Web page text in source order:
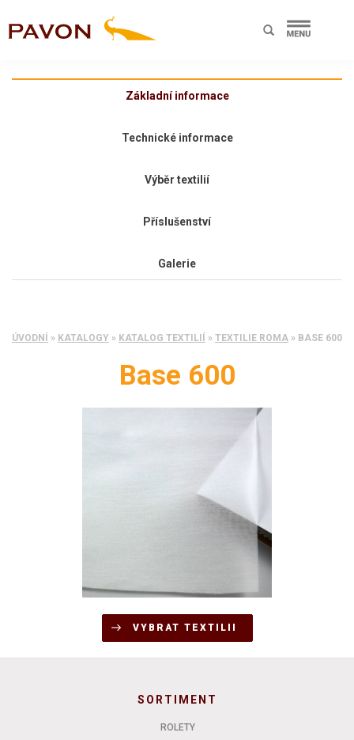
Základní informace
Technické informace
Výběr textilií
Příslušenství
Galerie
ÚVODNÍ » KATALOGY » KATALOG TEXTILIÍ » TEXTILIE ROMA » BASE 600
Base 600
VYBRAT TEXTILII
SORTIMENT
ROLETY